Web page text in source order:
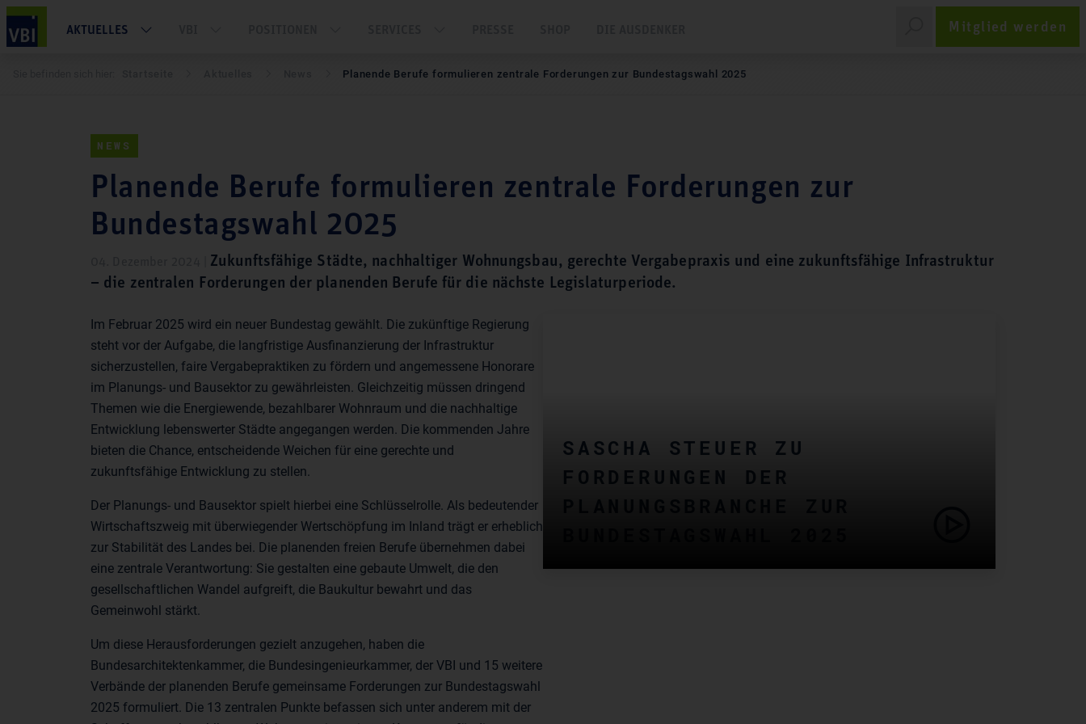
AKTUELLES Mitglied werden
Planende Berufe formulieren zentrale Forderungen zur Bundestagswahl 2025
NEWS
Planende Berufe formulieren zentrale Forderungen zur
Bundestagswahl 2025
Zukunftsfähige Städte, nachhaltiger Wohnungsbau, gerechte Vergabepraxis und eine zukunftsfähige Infrastruktur
– die zentralen Forderungen der planenden Berufe für die nächste Legislaturperiode.
Im Februar 2025 wird ein neuer Bundestag gewählt. Die zukünftige Regierung
steht vor der Aufgabe, die langfristige Ausfinanzierung der Infrastruktur
sicherzustellen, faire Vergabepraktiken zu fördern und angemessene Honorare
im Planungs- und Bausektor zu gewährleisten. Gleichzeitig müssen dringend
Themen wie die Energiewende, bezahlbarer Wohnraum und die nachhaltige
Entwicklung lebenswerter Städte angegangen werden. Die kommenden Jahre
bieten die Chance, entscheidende Weichen für eine gerechte und
zukunftsfähige Entwicklung zu stellen.
Der Planungs- und Bausektor spielt hierbei eine Schlüsselrolle. Als bedeutender
Wirtschaftszweig mit überwiegender Wertschöpfung im Inland trägt er erheblich
zur Stabilität des Landes bei. Die planenden freien Berufe übernehmen dabei
eine zentrale Verantwortung: Sie gestalten eine gebaute Umwelt, die den
gesellschaftlichen Wandel aufgreift, die Baukultur bewahrt und das
Gemeinwohl stärkt.
Um diese Herausforderungen gezielt anzugehen, haben die
Bundesarchitektenkammer, die Bundesingenieurkammer, der VBI und 15 weitere
Verbände der planenden Berufe gemeinsame Forderungen zur Bundestagswahl
2025 formuliert. Die 13 zentralen Punkte befassen sich unter anderem mit der
SASCHA STEUER ZU
FORDERUNGEN DER